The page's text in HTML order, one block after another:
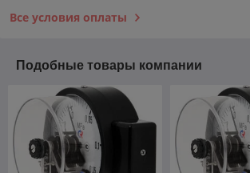
Все условия оплаты
Подобные товары компании